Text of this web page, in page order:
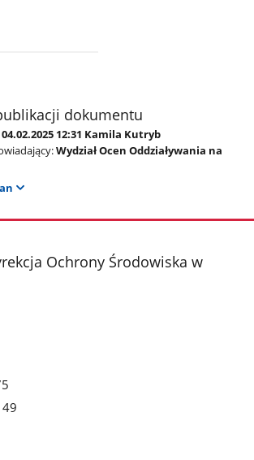
dokumentu
04.02.2025 12:31 Kamila Kutryb
Wydział Ocen Oddziaływania na
Ochrony Środowiska w